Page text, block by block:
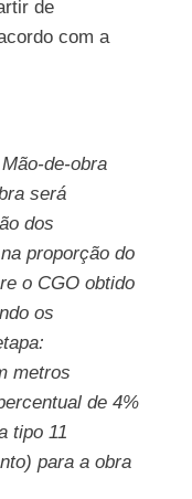
de
com a
de-obra
será
dos
proporção do
o CGO obtido
os
metros
de 4%
tipo 11
para a obra